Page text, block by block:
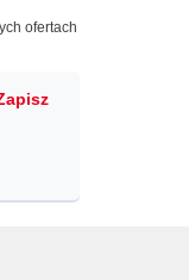
ofertach